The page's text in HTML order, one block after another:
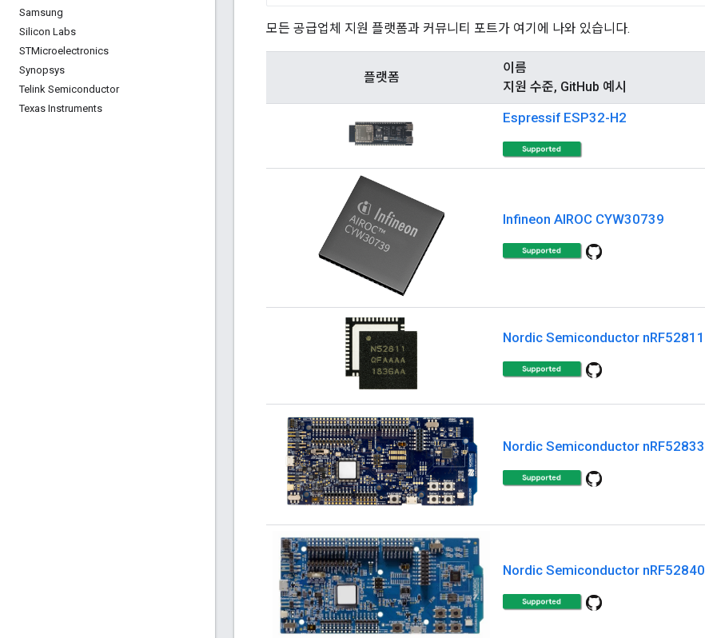
Samsung
Silicon Labs
STMicroelectronics
Synopsys
Telink Semiconductor
Texas Instruments
모든 공급업체 지원 플랫폼과 커뮤니티 포트가 여기에 나와 있습니다.
플랫폼
이름
지원 수준, GitHub 예시
Espressif ESP32-H2
Infineon AIROC CYW30739
Nordic Semiconductor nRF52811
Nordic Semiconductor nRF52833
Nordic Semiconductor nRF52840